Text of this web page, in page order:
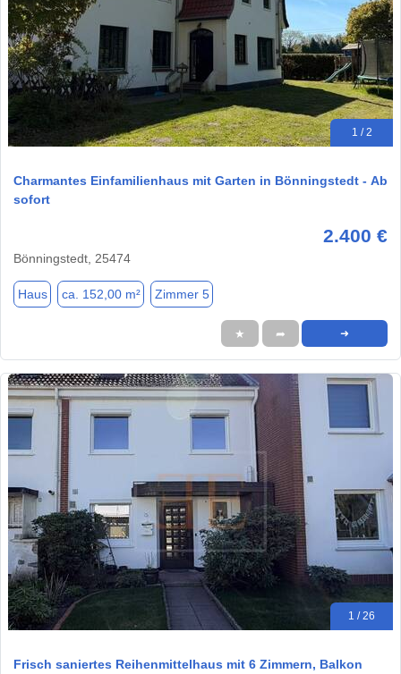
1 / 2
Charmantes Einfamilienhaus mit Garten in Bönningstedt - Ab
sofort
2.400 €
Bönningstedt, 25474
Haus ca. 152,00 m² Zimmer 5
★ ➦ ➜
1 / 26
Frisch saniertes Reihenmittelhaus mit 6 Zimmern, Balkon